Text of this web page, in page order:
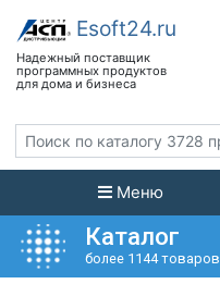
Меню
Каталог
более 1144 товаров